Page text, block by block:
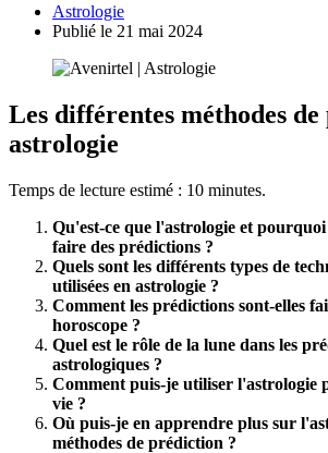
Astrologie
Publié le 21 mai 2024
Les différentes méthodes
astrologie
Temps de lecture estimé : 10 minutes.
Qu'est-ce que l'astrologie et
faire des prédictions ?
Quels sont les différents types de
utilisées en astrologie ?
Comment les prédictions sont-elles
horoscope ?
Quel est le rôle de la lune dans les
astrologiques ?
Comment puis-je utiliser l'astrologie
vie ?
Où puis-je en apprendre plus sur
méthodes de prédiction ?